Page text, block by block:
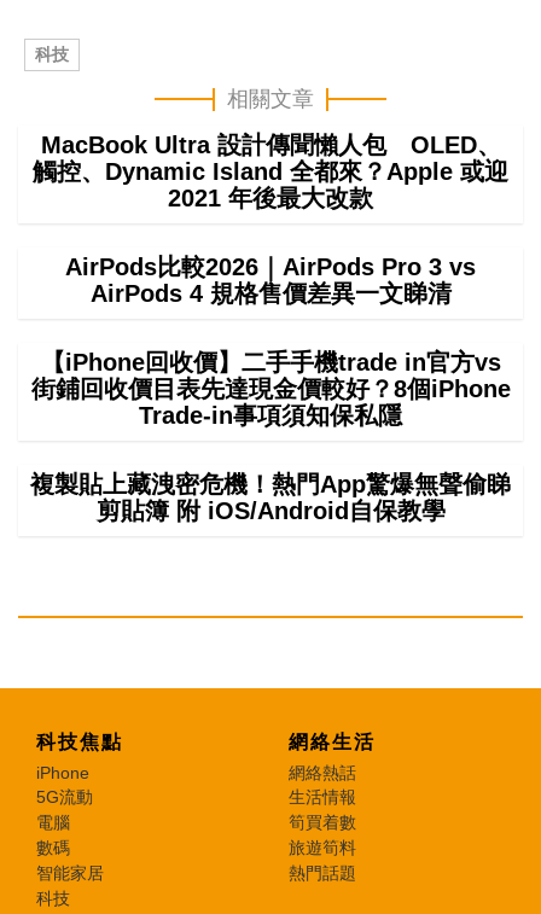
科技
相關文章
MacBook Ultra 設計傳聞懶人包 OLED、
觸控、Dynamic Island 全都來？Apple 或迎
2021 年後最大改款
AirPods比較2026｜AirPods Pro 3 vs
AirPods 4 規格售價差異一文睇清
【iPhone回收價】二手手機trade in官方vs
街鋪回收價目表先達現金價較好？8個iPhone
Trade-in事項須知保私隱
複製貼上藏洩密危機！熱門App驚爆無聲偷睇
剪貼簿 附 iOS/Android自保教學
科技焦點
iPhone
5G流動
電腦
數碼
智能家居
科技
網絡生活
網絡熱話
生活情報
筍買着數
旅遊筍料
熱門話題